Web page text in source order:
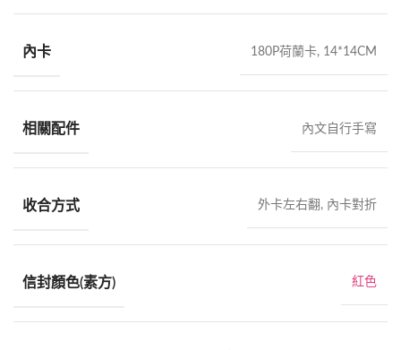
內卡 180P荷蘭卡, 14*14CM
相關配件 內文自行手寫
收合方式 外卡左右翻, 內卡對折
信封顏色(素方) 紅色